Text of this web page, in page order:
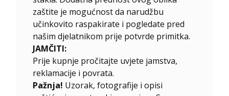
zaštite je mogućnost da narudžbu
učinkovito raspakirate i pogledate pred
našim djelatnikom prije potvrde primitka.
JAMČITI:
Prije kupnje pročitajte uvjete jamstva,
reklamacije i povrata.
Pažnja! Uzorak, fotografije i opisi